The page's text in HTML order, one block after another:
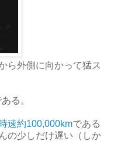
ら外側に向かって猛ス
る。
速約100,000kmである
の少しだけ遅い（しか